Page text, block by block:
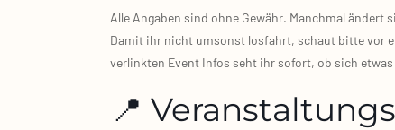
Alle Anga­ben sind ohne Gewähr. Manch­mal
Damit ihr nicht umsonst los­fahrt, schaut bit­te vor
ver­link­ten Event Infos seht ihr sofort, ob sich
📍